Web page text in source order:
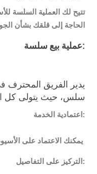
تتيح لك العملية السلسة
الحاجة إلى قلقك بشأن
عملية بيع سلسة:
يدير الفريق المحترف
سلس، حيث يتولى كل
اعتمادية الخدمة:
التركيز على التفاصيل: